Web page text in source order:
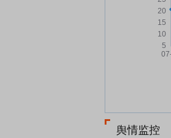
舆情监控